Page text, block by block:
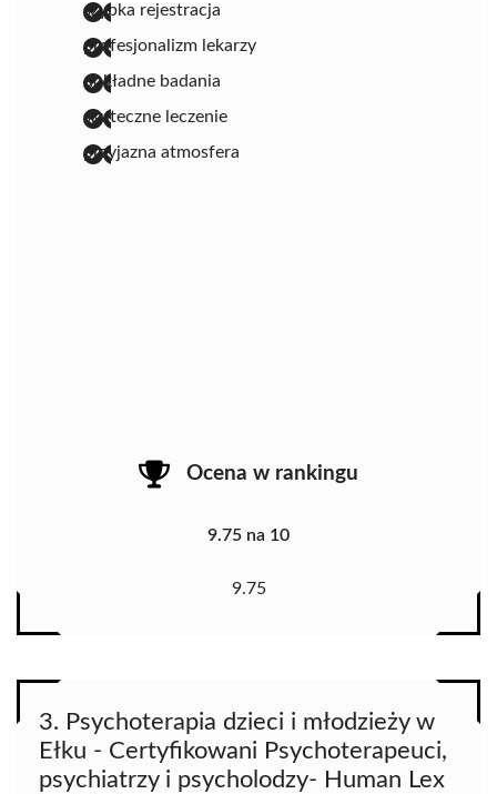
szybka rejestracja
profesjonalizm lekarzy
dokładne badania
skuteczne leczenie
przyjazna atmosfera
Ocena w rankingu
9.75 na 10
9.75
3. Psychoterapia dzieci i młodzieży w
Ełku - Certyfikowani Psychoterapeuci,
psychiatrzy i psycholodzy- Human Lex